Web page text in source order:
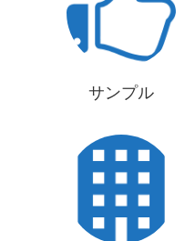
サンプル